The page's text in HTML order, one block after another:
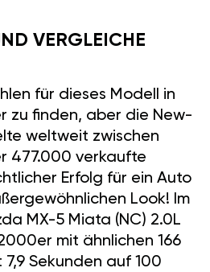
VERGLEICHE
für dieses Modell in
zu finden, aber die New-
weltweit zwischen
477.000 verkaufte
Erfolg für ein Auto
Look! Im
MX-5 Miata (NC) 2.0L
mit ähnlichen 166
7,9 Sekunden auf 100